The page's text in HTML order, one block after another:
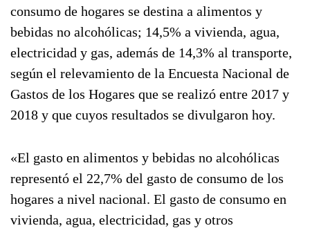
consumo de hogares se destina a alimentos y
bebidas no alcohólicas; 14,5% a vivienda, agua,
electricidad y gas, además de 14,3% al transporte,
según el relevamiento de la Encuesta Nacional de
Gastos de los Hogares que se realizó entre 2017 y
2018 y que cuyos resultados se divulgaron hoy.
«El gasto en alimentos y bebidas no alcohólicas
representó el 22,7% del gasto de consumo de los
hogares a nivel nacional. El gasto de consumo en
vivienda, agua, electricidad, gas y otros